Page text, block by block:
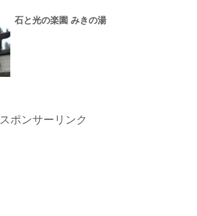
石と光の楽園 みきの湯
スポンサーリンク